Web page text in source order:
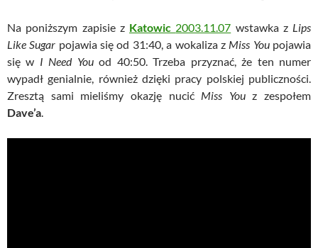
Na poniższym zapisie z Katowic 2003.11.07 wstawka z Lips
Like Sugar pojawia się od 31:40, a wokaliza z Miss Youpojawia
się w I Need Youod 40:50. Trzeba przyznać, że ten numer
wypadł genialnie, również dzięki pracy polskiej publiczności.
Zresztą sami mieliśmy okazję nucić Miss Youz zespołem
Dave’a.